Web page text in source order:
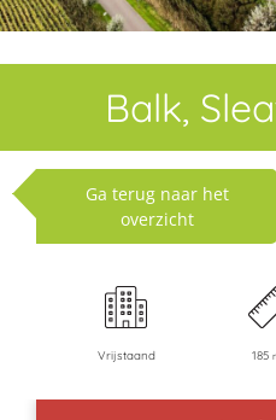
Balk,
Ga terug naar het
overzicht
Vrijstaand 185